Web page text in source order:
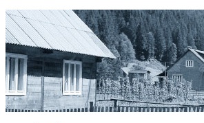
Přejít k hlavnímu obsahu